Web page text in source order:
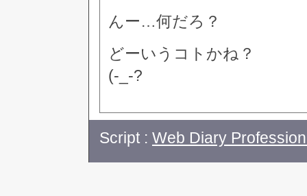
んー…何だろ？
どーいうコトかね？
(-_-?
Script : Web Diary